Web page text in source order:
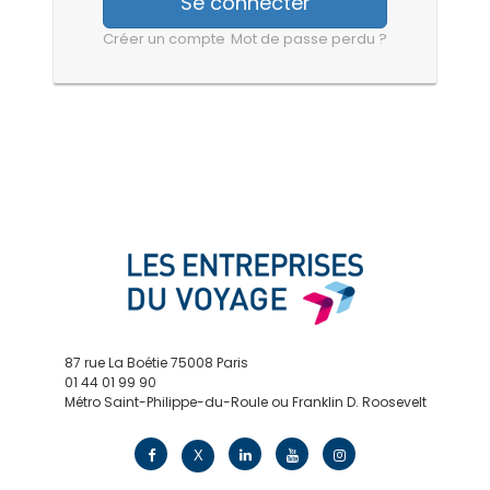
Créer un compte Mot de passe perdu ?
87 rue La Boétie 75008 Paris
01 44 01 99 90
Métro Saint-Philippe-du-Roule ou Franklin D. Roosevelt
X